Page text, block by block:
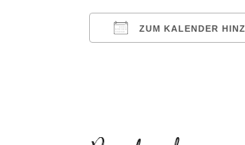
ZUM KALENDER